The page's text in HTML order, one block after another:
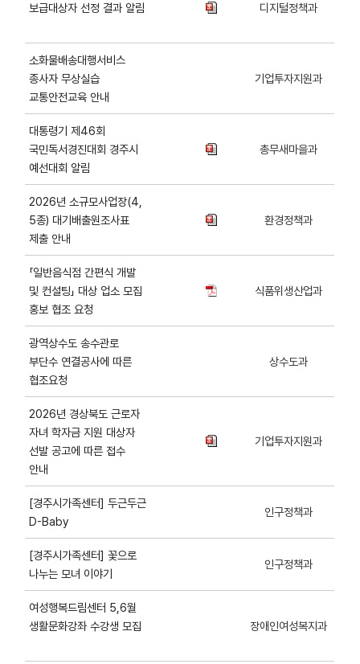
보급대상자 선정 결과 알림
디지털정책과
소화물배송대행서비스
종사자 무상실습
교통안전교육 안내
기업투자지원과
대통령기 제46회
국민독서경진대회 경주시
예선대회 알림
총무새마을과
2026년 소규모사업장(4,
5종) 대기배출원조사표
제출 안내
환경정책과
「일반음식점 간편식 개발
및 컨설팅」 대상 업소 모집
홍보 협조 요청
식품위생산업과
광역상수도 송수관로
부단수 연결공사에 따른
협조요청
상수도과
2026년 경상북도 근로자
자녀 학자금 지원 대상자
선발 공고에 따른 접수
안내
기업투자지원과
[경주시가족센터] 두근두근
D-Baby
인구정책과
[경주시가족센터] 꽃으로
나누는 모녀 이야기
인구정책과
여성행복드림센터 5,6월
생활문화강좌 수강생 모집
장애인여성복지과